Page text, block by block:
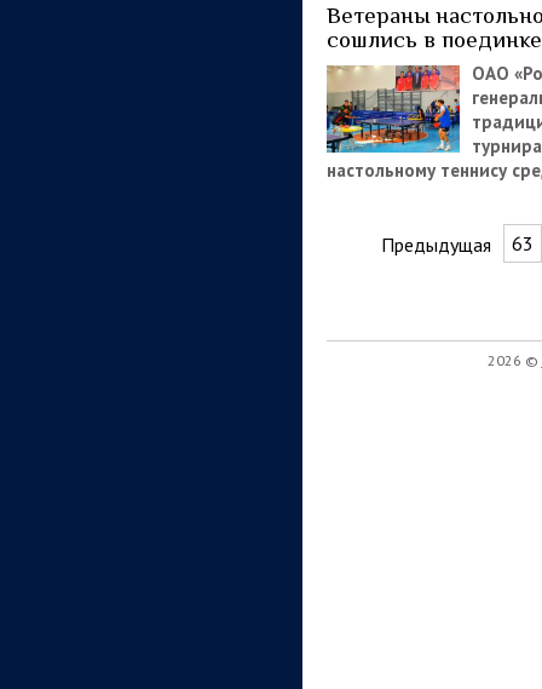
Ветераны
сошлись в поединке
ОАО
настольному теннису
Предыдущая 63
2026 ©